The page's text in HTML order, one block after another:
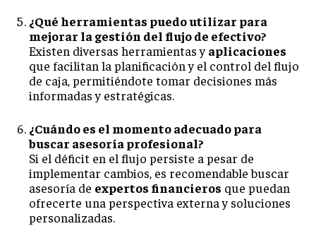
¿Qué herramientas puedo utilizar para
mejorar la gestión del flujo de efectivo?
Existen diversas herramientas yaplicaciones
que facilitan la planificación y el control del flujo
de caja, permitiéndote tomar decisiones más
informadas y estratégicas.
¿Cuándo es el momento adecuado para
buscar asesoría profesional?
Si el déficit en el flujo persiste a pesar de
implementar cambios, es recomendable buscar
asesoría de expertos financieros que puedan
ofrecerte una perspectiva externa y soluciones
personalizadas.